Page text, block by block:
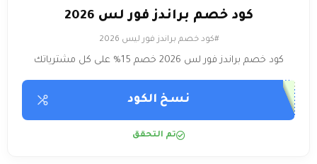
كود خصم براندز فور لس 2026
#كود خصم براندز فور ليس 2026
كود خصم براندز فور لس 2026 خصم 15% على كل مشترياتك
نسخ الكود
تم التحقق